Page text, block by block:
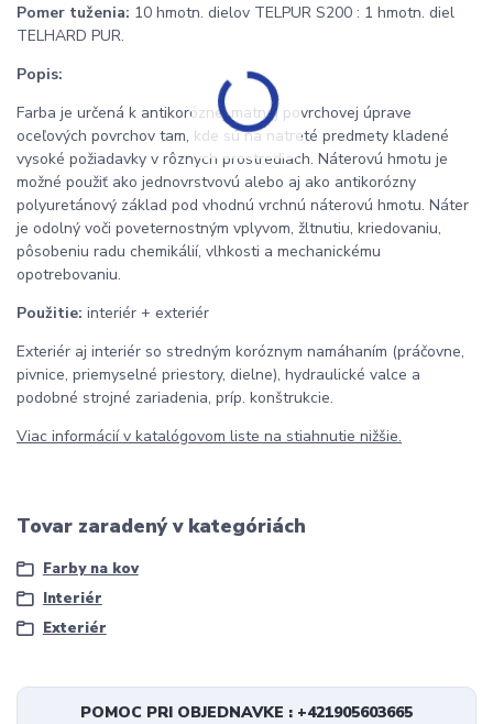
Pomer tuženia: 10 hmotn. dielov TELPUR S200 : 1 hmotn. diel
TELHARD PUR.
Popis:
Farba je určená k antikoróznej matnej povrchovej úprave
oceľových povrchov tam, kde sú na natreté predmety kladené
vysoké požiadavky v rôznych prostrediach. Náterovú hmotu je
možné použiť ako jednovrstvovú alebo aj ako antikorózny
polyuretánový základ pod vhodnú vrchnú náterovú hmotu. Náter
je odolný voči poveternostným vplyvom, žltnutiu, kriedovaniu,
pôsobeniu radu chemikálií, vlhkosti a mechanickému
opotrebovaniu.
Použitie: interiér + exteriér
Exteriér aj interiér so stredným koróznym namáhaním (práčovne,
pivnice, priemyselné priestory, dielne), hydraulické valce a
podobné strojné zariadenia, príp. konštrukcie.
Viac informácií v katalógovom liste na stiahnutie nižšie.
Tovar zaradený v kategóriách
Farby na kov
Interiér
Exteriér
POMOC PRI OBJEDNAVKE : +421905603665